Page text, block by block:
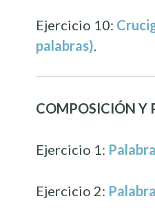
Ejercicio 10:
palabras).
COMPOSICIÓN Y
Ejercicio 1:
Ejercicio 2: